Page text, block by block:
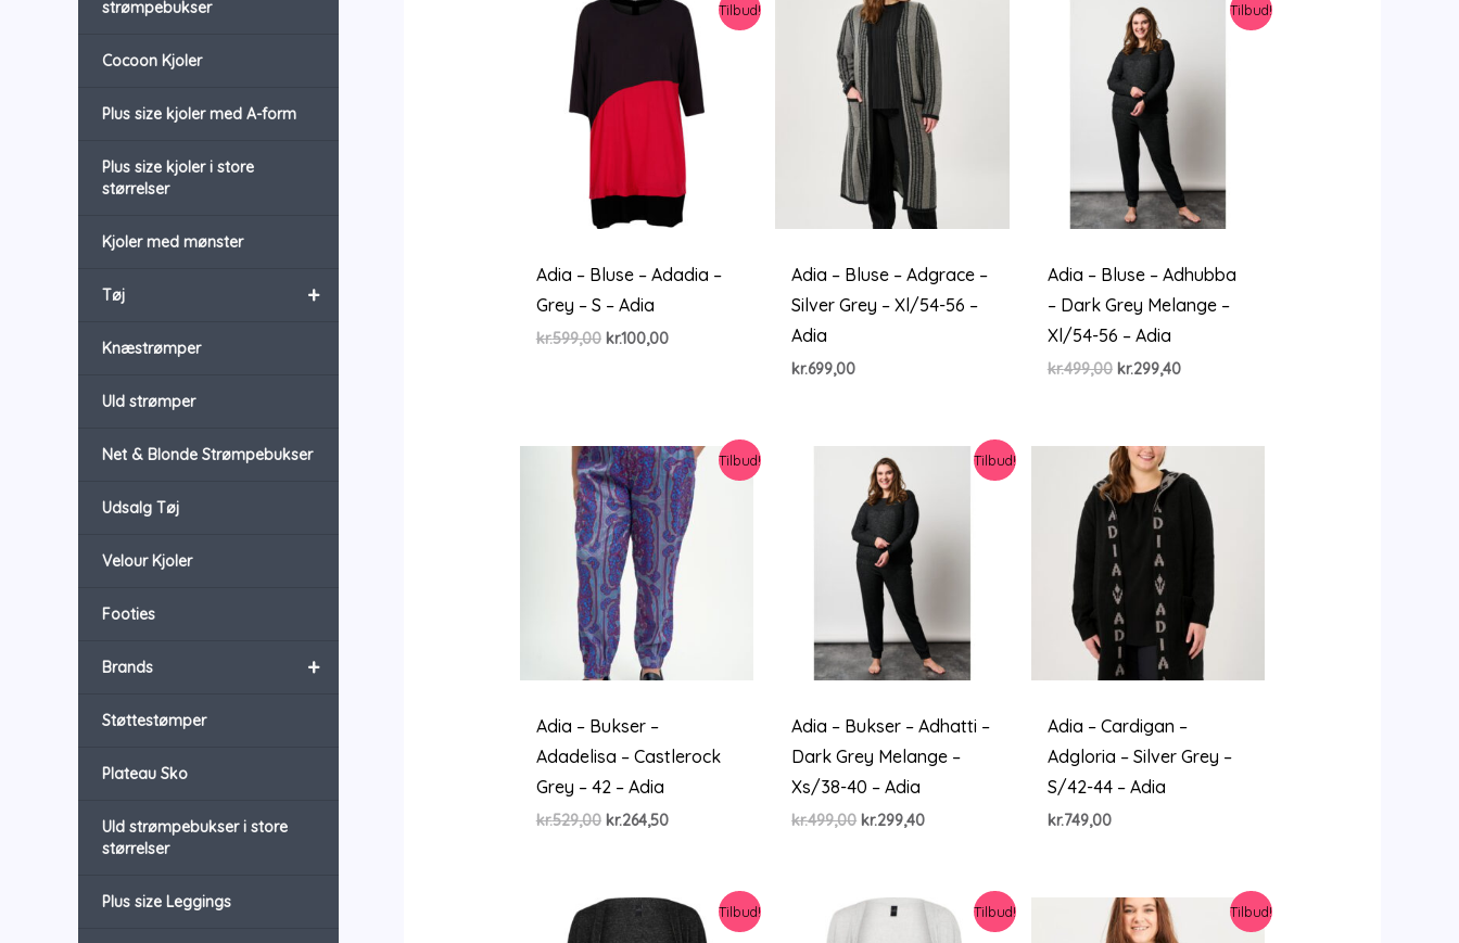
strømpebukser
Cocoon Kjoler
Plus size kjoler med A-form
Plus size kjoler i store
størrelser
Kjoler med mønster
+
Tøj
Knæstrømper
Uld strømper
Net & Blonde Strømpebukser
Udsalg Tøj
Velour Kjoler
Footies
+
Brands
Støttestømper
Plateau Sko
Uld strømpebukser i store
størrelser
Plus size Leggings
Tilbud!
Adia – Bluse – Adadia –
Grey – S – Adia
kr.599,00 Den
kr.100,00Den
Adia – Bluse – Adgrace –
Silver Grey – Xl/54-56 –
Adia
kr.699,00
Tilbud!
Adia – Bluse – Adhubba
– Dark Grey Melange –
Xl/54-56 – Adia
kr.499,00 Den
kr.499,00.
kr.299,40Den
kr.299,40.
Tilbud!
Adia – Bukser –
Adadelisa – Castlerock
Grey – 42 – Adia
kr.529,00 Den
kr.529,00.
kr.264,50Den
kr.264,50.
Tilbud!
Adia – Bukser – Adhatti –
Dark Grey Melange –
Xs/38-40 – Adia
kr.499,00 Den
kr.499,00.
kr.299,40Den
kr.299,40.
Adia – Cardigan –
Adgloria – Silver Grey –
S/42-44 – Adia
kr.749,00
Tilbud! Tilbud! Tilbud!